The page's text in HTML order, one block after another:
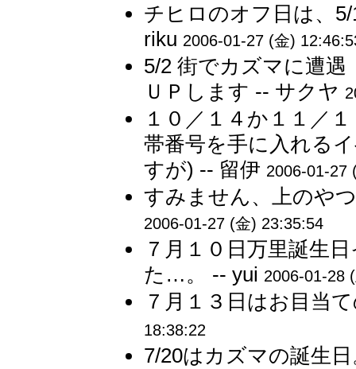
チヒロのオフ日は、
riku 2006-01-27 (金)
5/2 街でカズマに遭
ＵＰします -- サクヤ
１０／１４か１１／
帯番号を手に入れる
すが) -- 留伊 2006-01-27
すみません、上のや
2006-01-27 (金) 23:35:54
７月１０日万里誕生
た…。 -- yui 2006-01-28
７月１３日はお目当
18:38:22
7/20はカズマの誕生